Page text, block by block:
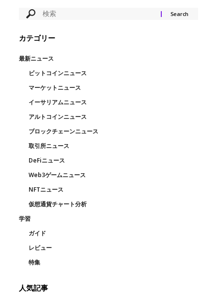
カテゴリー
最新ニュース
ビットコインニュース
マーケットニュース
イーサリアムニュース
アルトコインニュース
ブロックチェーンニュース
取引所ニュース
DeFiニュース
Web3ゲームニュース
NFTニュース
仮想通貨チャート分析
学習
ガイド
レビュー
特集
人気記事